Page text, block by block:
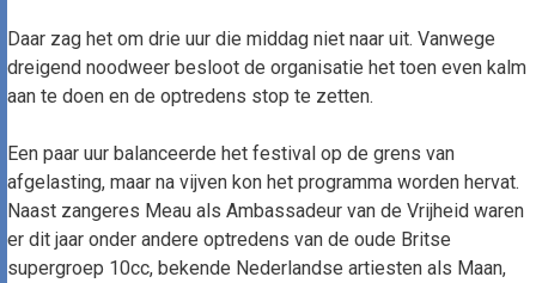
Daar zag het om drie uur die middag niet naar uit. Vanwege
dreigend noodweer besloot de organisatie het toen even kalm
aan te doen en de optredens stop te zetten.
Een paar uur balanceerde het festival op de grens van
afgelasting, maar na vijven kon het programma worden hervat.
Naast zangeres Meau als Ambassadeur van de Vrijheid waren
er dit jaar onder andere optredens van de oude Britse
supergroep 10cc, bekende Nederlandse artiesten als Maan,